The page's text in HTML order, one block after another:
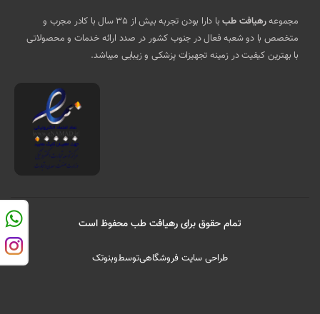
مجموعهرهیافت طب
با دارا بودن تجربه بیش از 35 سال با کادر مجرب و
متخصص با دو شعبه فعال در جنوب کشور در صدد ارائه خدمات و محصولاتی
با بهترین کیفیت در زمینه تجهیزات پزشکی و زیبایی میباشد.
تمام حقوق برای رهیافت طب محفوظ است
طراحی سایت فروشگاهیتوسطوبنوتک